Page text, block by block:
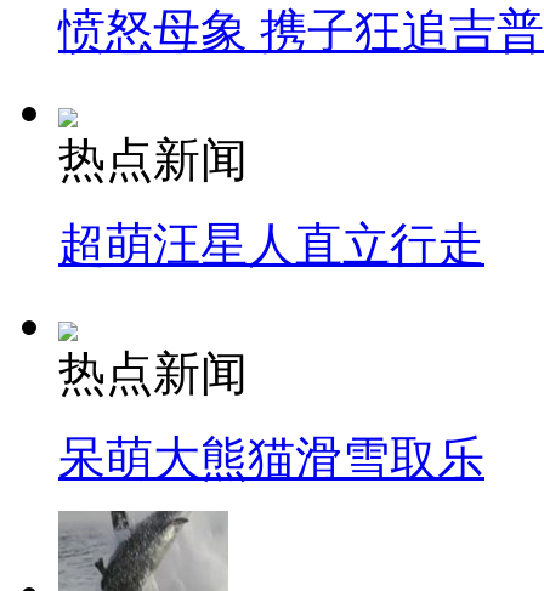
愤怒母象 携子狂追吉
热点新闻
超萌汪星人直立行走
热点新闻
呆萌大熊猫滑雪取乐